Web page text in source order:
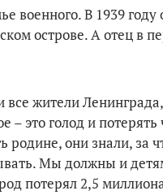
военного. В 1939
острове. А отец в
все жители
это голод и
родине, они знали,
Мы должны и
потерял 2,5